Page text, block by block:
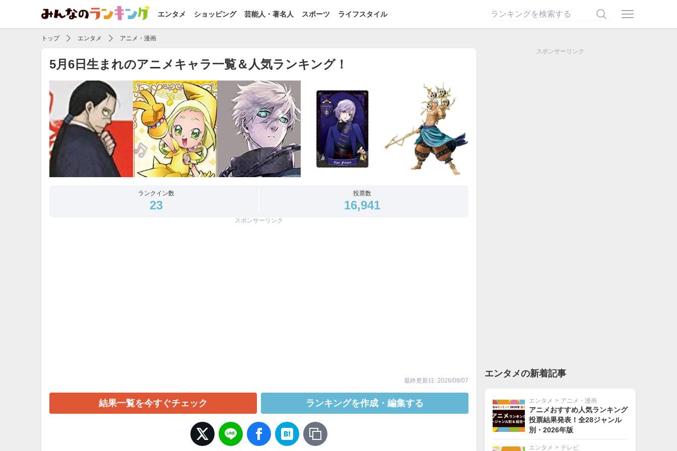
エンタメ ショッピング 芸能人・著名人 スポーツ ライフスタイル
トップ エンタメ アニメ・漫画
5月6日生まれのアニメキャラ一覧＆人気ランキング！
ランクイン数
23
投票数
16,941
スポンサーリンク
最終更新日: 2026/08/07
結果一覧を今すぐチェック ランキングを作成・編集する
スポンサーリンク
エンタメの新着記事
エンタメ > アニメ・漫画
アニメおすすめ人気ランキング
投票結果発表！全28ジャンル
別・2026年版
エンタメ > テレビ